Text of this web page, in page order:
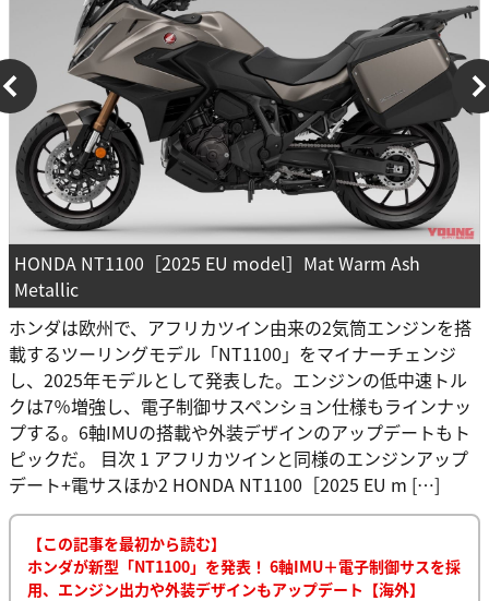
HONDA NT1100［2025 EU model］Mat Warm Ash
Metallic
ホンダは欧州で、アフリカツイン由来の2気筒エンジンを搭
載するツーリングモデル「NT1100」をマイナーチェンジ
し、2025年モデルとして発表した。エンジンの低中速トル
クは7％増強し、電子制御サスペンション仕様もラインナッ
プする。6軸IMUの搭載や外装デザインのアップデートもト
ピックだ。 目次 1 アフリカツインと同様のエンジンアップ
デート+電サスほか2 HONDA NT1100［2025 EU m […]
【この記事を最初から読む】
ホンダが新型「NT1100」を発表！ 6軸IMU＋電子制御サスを採
用、エンジン出力や外装デザインもアップデート【海外】